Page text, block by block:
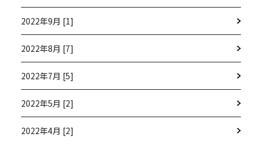
2022年9月 [1]
2022年8月 [7]
2022年7月 [5]
2022年5月 [2]
2022年4月 [2]